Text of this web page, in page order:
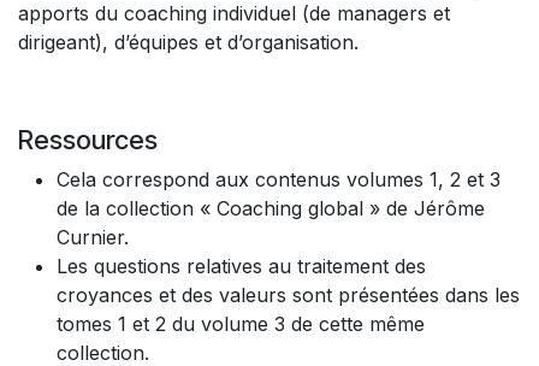
apports du coaching individuel (de managers et
dirigeant), d’équipes et d’organisation.
Ressources
Cela correspond aux contenus volumes 1, 2 et 3
de la collection « Coaching global » de Jérôme
Curnier.
Les questions relatives au traitement des
croyances et des valeurs sont présentées dans les
tomes 1 et 2 du volume 3 de cette même
collection.